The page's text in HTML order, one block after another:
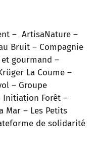
– ArtisaNature –
Bruit – Compagnie
gourmand –
La Coume –
– Groupe
Forêt –
Mar – Les Petits
de solidarité